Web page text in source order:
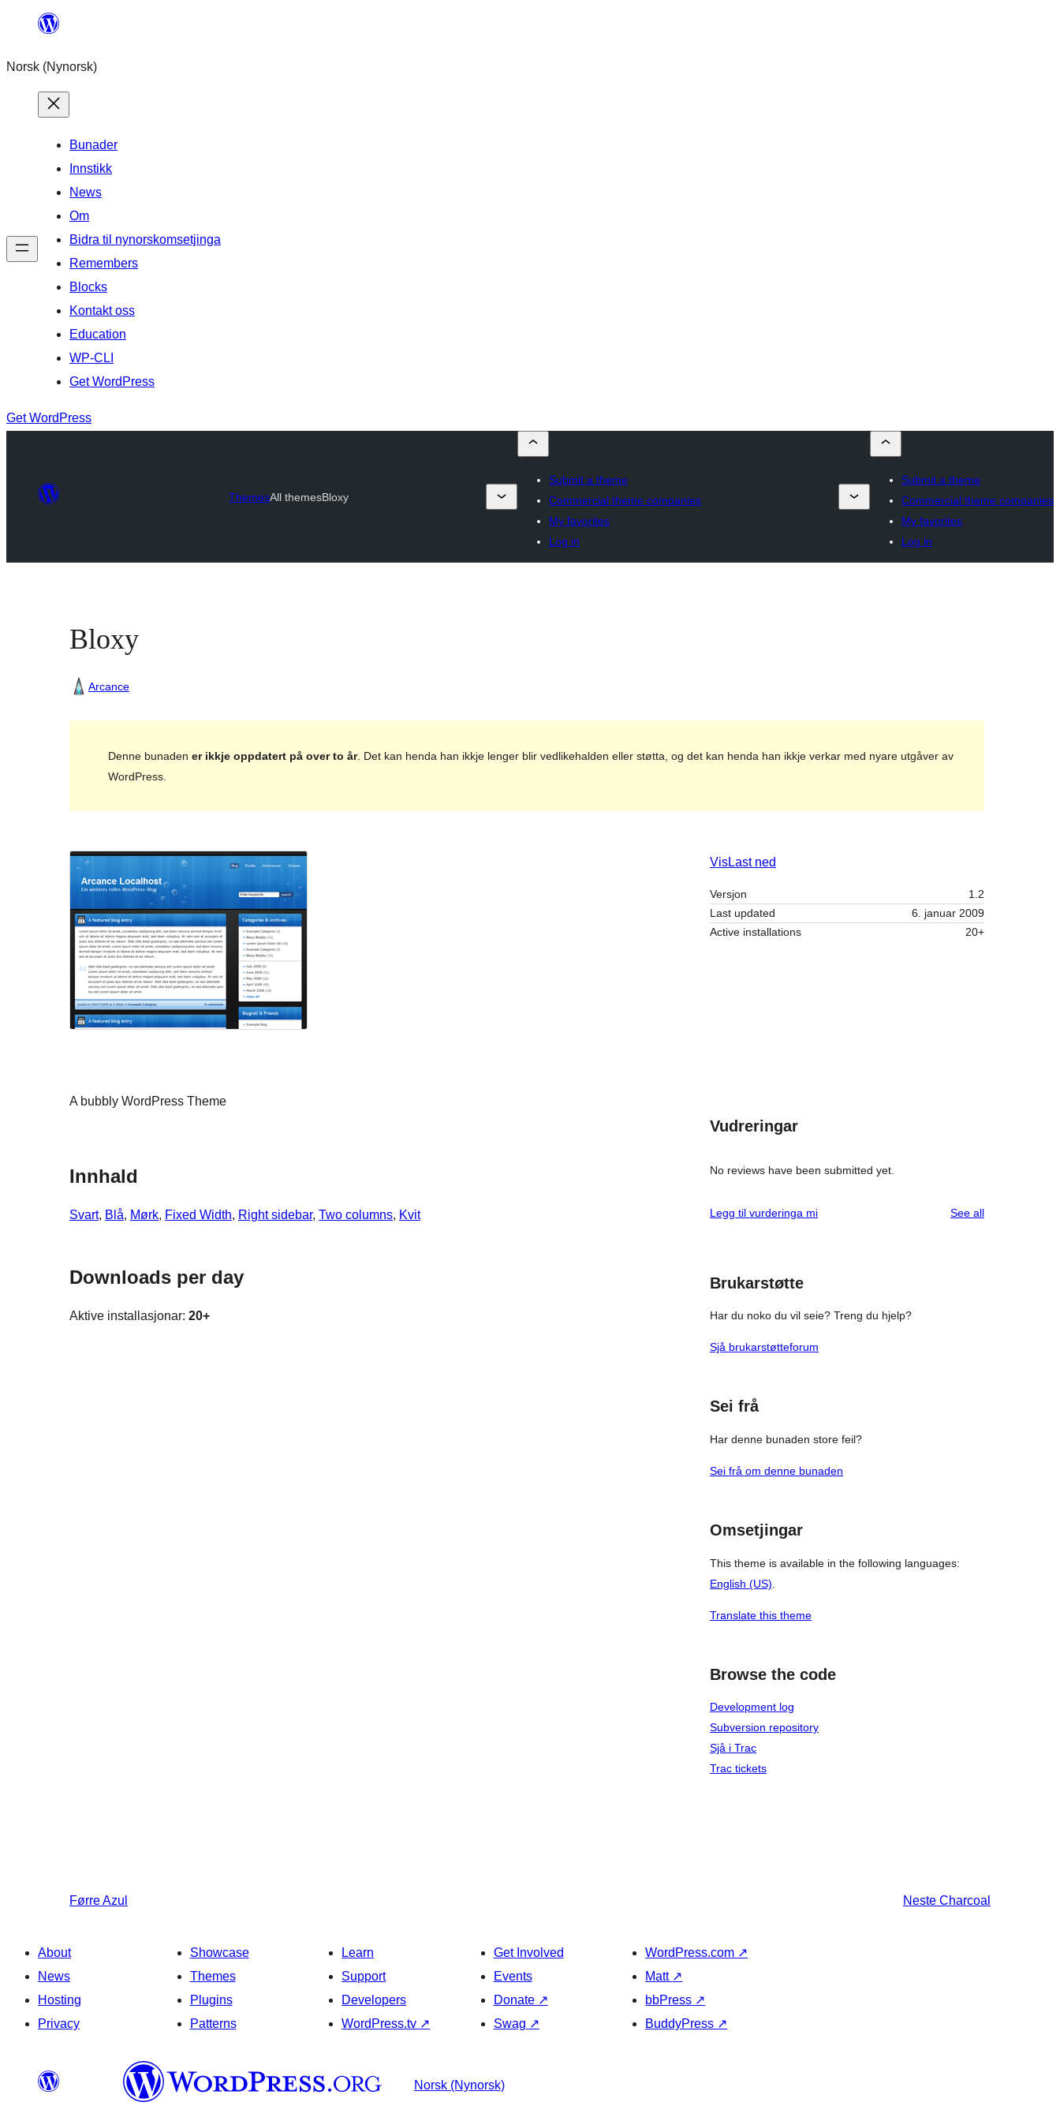
content
Norsk (Nynorsk)
Bunader
Innstikk
News
Om
Bidra til nynorskomsetjinga
Remembers
Blocks
Kontakt oss
Education
WP-CLI
Get WordPress
Get WordPress
ThemesAll themesBloxy
Submit a theme
Commercial theme companies
My favorites
Log in
Submit a theme
Commercial theme companies
My favorites
Log in
Bloxy
Arcance
Denne bunaden er ikkje oppdatert på over to år. Det kan henda han ikkje lenger blir vedlikehalden eller støtta, og det kan henda han ikkje verkar med nyare utgåver av
WordPress.
VisLast ned
Versjon
1.2
Last updated
6. januar 2009
Active installations
20+
A bubbly WordPress Theme
Innhald
Svart, Blå, Mørk, Fixed Width, Right sidebar, Two columns, Kvit
Downloads per day
Aktive installasjonar: 20+
Vudreringar
No reviews have been submitted yet.
Legg til vurderinga mi See allreviews
Brukarstøtte
Har du noko du vil seie? Treng du hjelp?
Sjå brukarstøtteforum
Sei frå
Har denne bunaden store feil?
Sei frå om denne bunaden
Omsetjingar
This theme is available in the following languages:
English (US)
Translate this theme
Browse the code
Development log
Subversion repository
Sjå i Trac
Trac tickets
FørreAzul Neste Charcoal
About
News
Hosting
Privacy
Showcase
Themes
Plugins
Patterns
Learn
Support
Developers
WordPress.tv ↗
Get Involved
Events
Donate ↗
Swag ↗
WordPress.com ↗
Matt ↗
bbPress ↗
BuddyPress ↗
Norsk (Nynorsk)